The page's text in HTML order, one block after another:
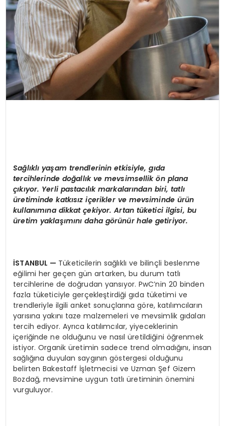
Sağlıklı yaşam trendlerinin etkisiyle, gıda
tercihlerinde doğallık ve mevsimsellikön plana
çıkıyor. Yerli pastacılık markalarından biri, tatlı
üretiminde katkısız içerikler ve mevsiminde ürün
kullanımına dikkat çekiyor. Artan tüketici ilgisi, bu
üretim yaklaşımını daha görünür hale getiriyor.
İSTANBUL — Tüketicilerin sağlıklı ve bilinçli beslenme
eğilimi her geçen gün artarken, bu durum tatlı
tercihlerine de doğrudan yansıyor. PwC’nin 20 binden
fazla tüketiciyle gerçekleştirdiği gıda tüketimi ve
trendleriyle ilgili anket sonuçlarına göre, katılımcıların
yarısına yakını taze malzemeleri ve mevsimlik gıdaları
tercih ediyor. Ayrıca katılımcılar, yiyeceklerinin
içeriğinde ne olduğunu ve nasıl üretildiğini öğrenmek
istiyor. Organik üretimin sadece trend olmadığını, insan
sağlığına duyulan saygının göstergesi olduğunu
belirten Bakestaff İşletmecisi ve Uzman Şef Gizem
Bozdağ, mevsimine uygun tatlı üretiminin önemini
vurguluyor.